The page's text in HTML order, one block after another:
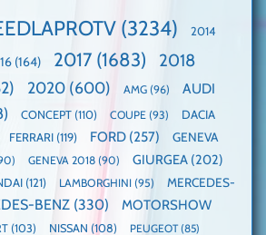
mai
mare
paradă
de
dube
pe
Nurburgring
EV3
câștigătoare,
domină
WCOTY
(3234) 2014
(164) 2017 (1683)
2018
2020 (600) AMG (96)
AUDI
CONCEPT (110) COUPE (93)
DACIA
FERRARI (119) FORD (257)
GENEVA
GENEVA 2018 (90) GIURGEA (202)
(121) LAMBORGHINI (95)
MERCEDES-
BENZ (330)
MOTORSHOW
(103) NISSAN (108) PEUGEOT(85)